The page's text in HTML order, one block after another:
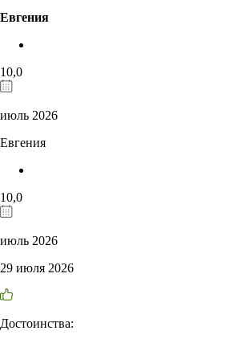
Евгения
10,0
июль 2026
Евгения
10,0
июль 2026
29 июля 2026
Достоинства: